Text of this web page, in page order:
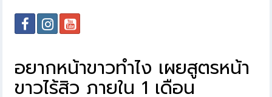
อยากหน้าขาวทําไง เผยสูตรหน้า
ขาวไร้สิว ภายใน 1 เดือน